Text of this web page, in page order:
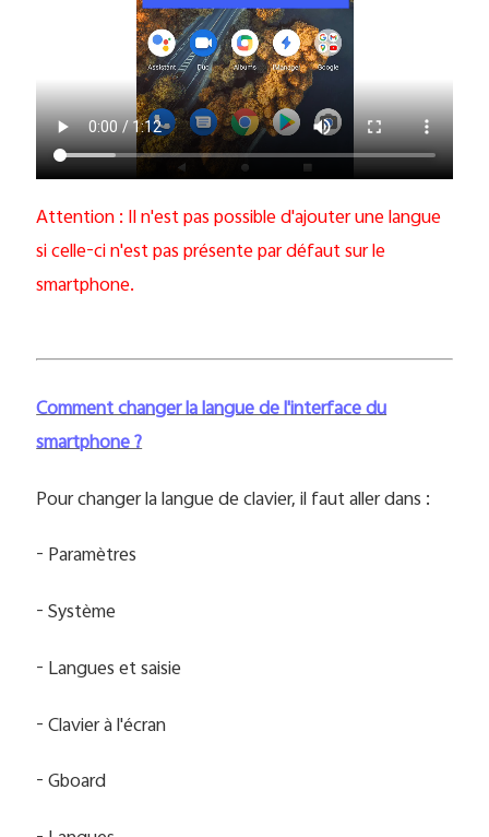
Attention : Il n'est pas possible d'ajouter une langue
si celle-ci n'est pas présente par défaut sur le
smartphone.
Comment changer la langue de l'interface du
smartphone ?
Pour changer la langue de clavier, il faut aller dans :
- Paramètres
- Système
- Langues et saisie
- Clavier à l'écran
- Gboard